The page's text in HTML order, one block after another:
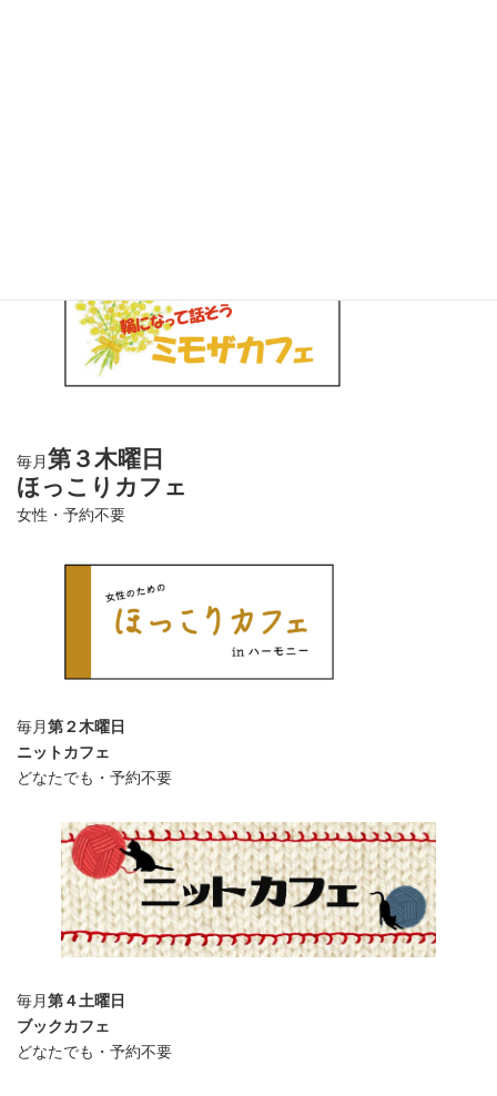
毎月 第３木曜日
ほっこりカフェ
女性・予約不要
毎月 第２木曜日
ニットカフェ
どなたでも・予約不要
毎月 第４土曜日
ブックカフェ
どなたでも・予約不要